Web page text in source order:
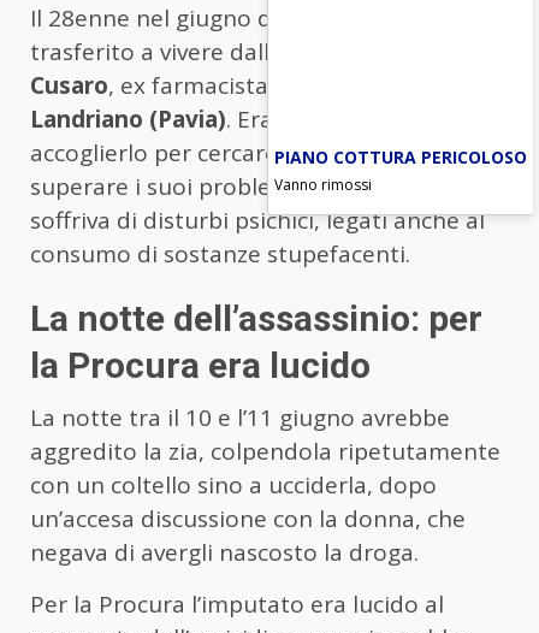
Il 28enne nel giugno di due anni si era
trasferito a vivere dalla zia
Cusaro, ex farmacista molto conosciuta a
Landriano (Pavia). Era stata lei ad
accoglierlo per cercare di aiutarlo a
superare i suoi problemi. Da anni il ragazzo
soffriva di disturbi psichici, legati anche al
consumo di sostanze stupefacenti.
La notte dell’assassinio: per
la Procura era lucido
La notte tra il 10 e l’11 giugno avrebbe
aggredito la zia, colpendola ripetutamente
con un coltello sino a ucciderla, dopo
un’accesa discussione con la donna, che
negava di avergli nascosto la droga.
Per la Procura l’imputato era lucido al
PIANO COTTURA PERICOLOSO
Vanno rimossi